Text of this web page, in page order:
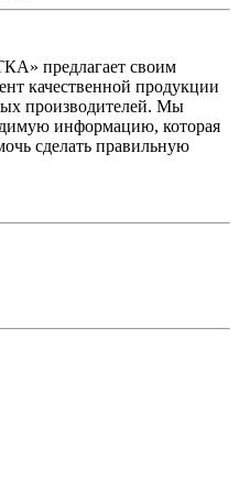
предлагает своим
качественной продукции
производителей. Мы
информацию, которая
сделать правильную